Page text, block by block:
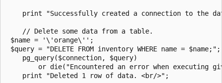
print "Successfully created a connection to the
// Delete some data from a table.
$name = '\'orange\'';
$query = "DELETE FROM inventory WHERE name = $name;";
pg_query($connection, $query)
or die("Encountered an error when executing
print "Deleted 1 row of data. <br/>";